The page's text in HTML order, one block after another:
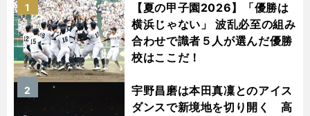
【夏の甲子園2026】「優勝は
横浜じゃない」 波乱必至の組み
合わせで識者５人が選んだ優勝
校はここだ！
1
宇野昌磨は本田真凜とのアイス
ダンスで新境地を切り開く 高
2